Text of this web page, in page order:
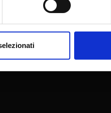
Dichiarazione sui cookie.
combinarle con altre